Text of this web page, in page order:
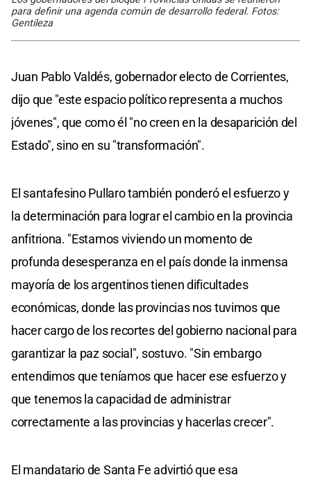
para definir una agenda común de desarrollo federal. Fotos:
Gentileza
Juan Pablo Valdés, gobernador electo de Corrientes,
dijo que "este espacio político representa a muchos
jóvenes", que como él "no creen en la desaparición del
Estado", sino en su "transformación".
El santafesino Pullaro también ponderó el esfuerzo y
la determinación para lograr el cambio en la provincia
anfitriona. "Estamos viviendo un momento de
profunda desesperanza en el país donde la inmensa
mayoría de los argentinos tienen dificultades
económicas, donde las provincias nos tuvimos que
hacer cargo de los recortes del gobierno nacional para
garantizar la paz social", sostuvo. "Sin embargo
entendimos que teníamos que hacer ese esfuerzo y
que tenemos la capacidad de administrar
correctamente a las provincias y hacerlas crecer".
El mandatario de Santa Fe advirtió que esa